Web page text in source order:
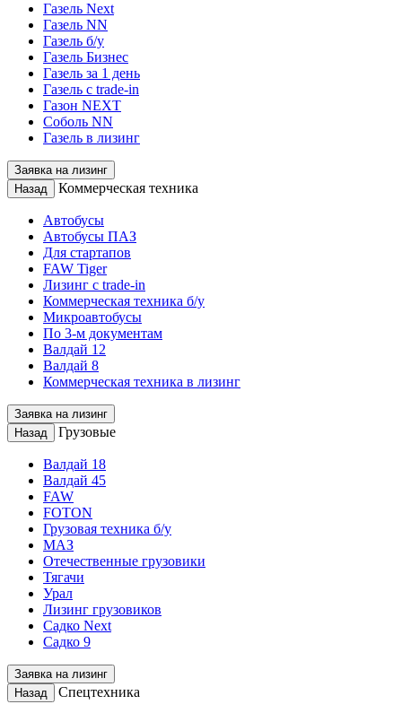
Газель Next
Газель NN
Газель б/у
Газель Бизнес
Газель за 1 день
Газель с trade-in
Газон NEXT
Соболь NN
Газель в лизинг
Заявка на лизинг
Назад
Коммерческая техника
Автобусы
Автобусы ПАЗ
Для стартапов
FAW Tiger
Лизинг с trade-in
Коммерческая техника б/у
Микроавтобусы
По 3-м документам
Валдай 12
Валдай 8
Коммерческая техника в лизинг
Заявка на лизинг
Назад
Грузовые
Валдай 18
Валдай 45
FAW
FOTON
Грузовая техника б/у
МАЗ
Отечественные грузовики
Тягачи
Урал
Лизинг грузовиков
Садко Next
Садко 9
Заявка на лизинг
Назад
Спецтехника